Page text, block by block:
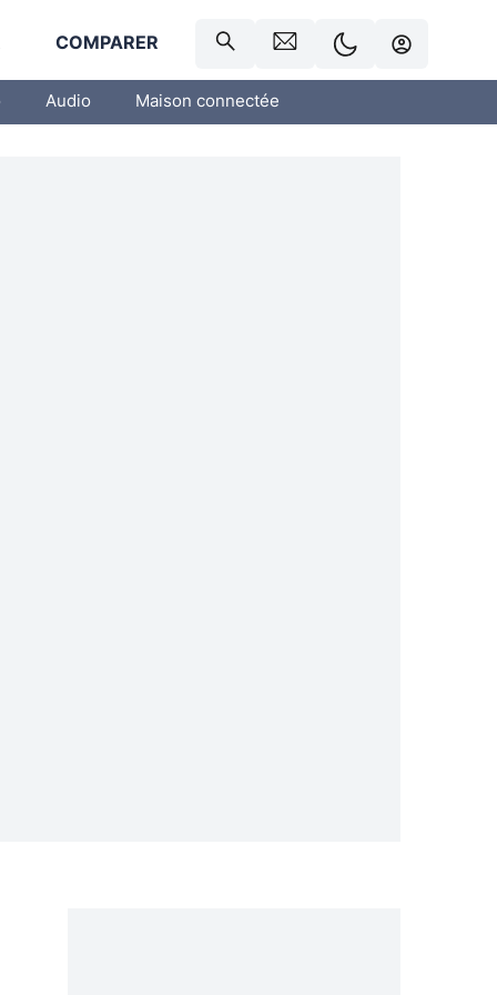
COMPARER
Audio Maison connectée